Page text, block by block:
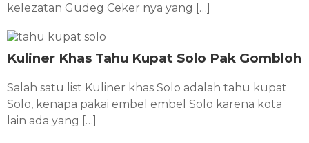
kelezatan Gudeg Ceker nya yang […]
Kuliner Khas Tahu Kupat Solo Pak Gombloh
Salah satu list Kuliner khas Solo adalah tahu kupat
Solo, kenapa pakai embel embel Solo karena kota
lain ada yang […]